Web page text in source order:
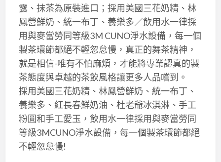
露、抹茶為原裝進口；採用美國三花奶精、林
鳳營鮮奶、統一布丁、養樂多／飲用水一律採
用與麥當勞同等級3M CUNO淨水設備，每一個
製茶環節都絕不輕忽怠慢，真正的舞茶精神，
就是相信-唯有不怕麻煩，才能將專業認真的製
茶態度與卓越的茶飲風格讓更多人品嚐到。
採用美國三花奶精、林鳳營鮮奶、統一布丁、
養樂多、紅長春鮮奶油、杜老爺冰淇淋、手工
粉圓和手工愛玉，飲用水一律採用與麥當勞同
等級3MCUNO淨水設備，每一個製茶環節都絕
不輕忽怠慢!